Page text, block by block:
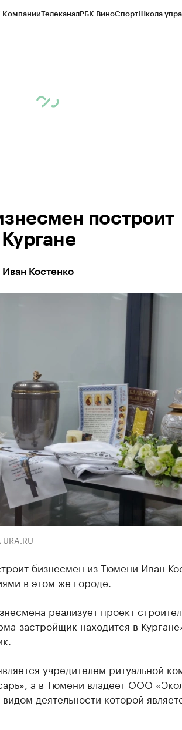
КомпанииТелеканалРБК ВиноСпортШкола
построит
Костенко
бизнесмен из Тюмени Иван
в этом же городе.
реализует проект
застройщик находится в
учредителем ритуальной
а в Тюмени владеет ООО
деятельности которой